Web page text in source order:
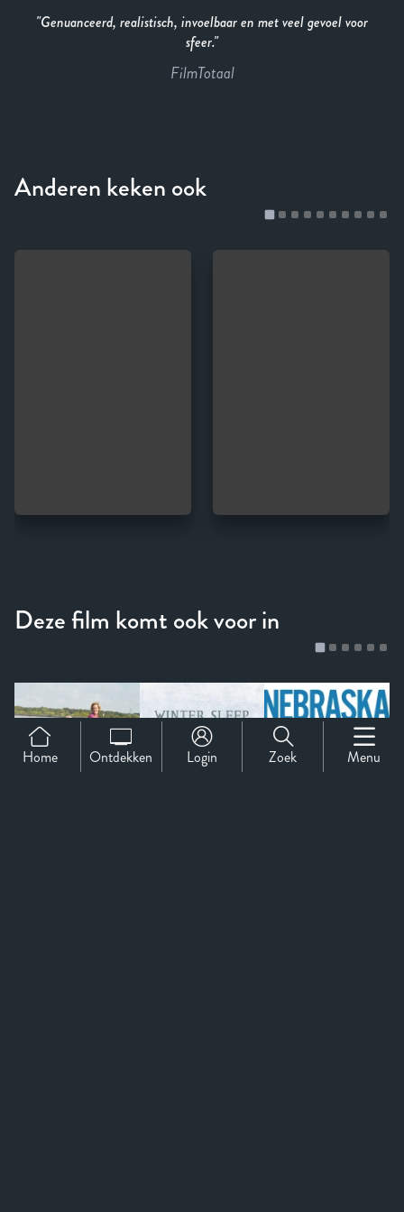
Genuanceerd, realistisch, invoelbaar en met veel gevoel voor
sfeer.
FilmTotaal
Home Ontdekken Login Zoek Menu